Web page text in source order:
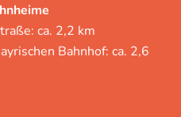
ca. 2,2 km
Bahnhof: ca. 2,6